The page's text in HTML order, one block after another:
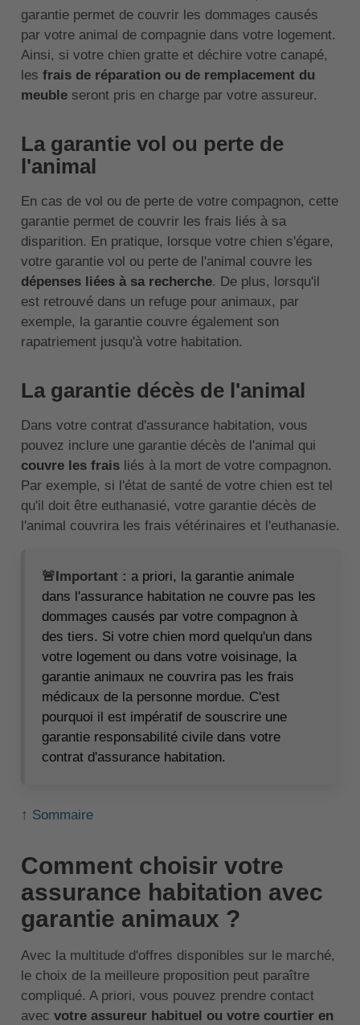
garantie permet de couvrir les dommages causés
par votre animal de compagnie dans votre logement.
Ainsi, si votre chien gratte et déchire votre canapé,
les frais de réparation ou de remplacement du
meubleseront pris en charge par votre assureur.
La garantie vol ou perte de
l'animal
En cas de vol ou de perte de votre compagnon, cette
garantie permet de couvrir les frais liés à sa
disparition. En pratique, lorsque votre chien s'égare,
votre garantie vol ou perte de l'animal couvre les
dépenses liées à sa recherche. De plus, lorsqu'il
est retrouvé dans un refuge pour animaux, par
exemple, la garantie couvre également son
rapatriement jusqu'à votre habitation.
La garantie décès de l'animal
Dans votre contrat d'assurance habitation, vous
pouvez inclure une garantie décès de l'animal qui
couvre les fraisliés à la mort de votre compagnon.
Par exemple, si l'état de santé de votre chien est tel
qu'il doit être euthanasié, votre garantie décès de
l'animal couvrira les frais vétérinaires et l'euthanasie.
🚨Important : a priori, la garantie animale
dans l'assurance habitation ne couvre pas les
dommages causés par votre compagnon à
des tiers. Si votre chien mord quelqu'un dans
votre logement ou dans votre voisinage, la
garantie animaux ne couvrira pas les frais
médicaux de la personne mordue. C'est
pourquoi il est impératif de souscrire une
garantie responsabilité civile dans votre
contrat d'assurance habitation.
↑ Sommaire
Comment choisir votre
assurance habitation avec
garantie animaux ?
Avec la multitude d'offres disponibles sur le marché,
le choix de la meilleure proposition peut paraître
compliqué. A priori, vous pouvez prendre contact
avec votre assureur habituel ou votre courtier en